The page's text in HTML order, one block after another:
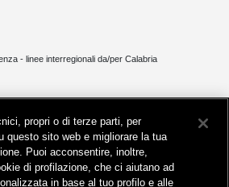
- linee interregionali da/per Calabria
Trasimeno
propri o di terze parti, per
questo sito web e migliorare la tua
Puoi acconsentire, inoltre,
di profilazione, che ci aiutano ad
in base al tuo profilo e alle